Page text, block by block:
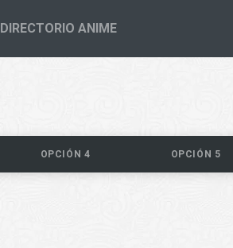
DIRECTORIO ANIME
OPCIÓN 4 OPCIÓN 5